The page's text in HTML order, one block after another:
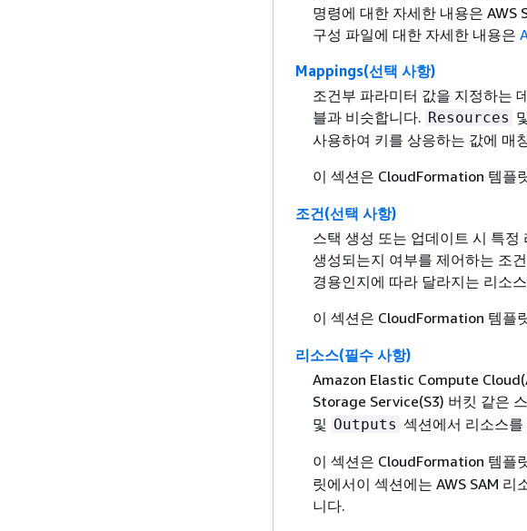
명령에 대한 자세한 내용은 AWS
구성 파일에 대한 자세한 내용은
Mappings(선택 사항)
조건부 파라미터 값을 지정하는
블과 비슷합니다. Resources
사용하여 키를 상응하는 값에 매
이 섹션은 CloudFormation 템플
조건(선택 사항)
스택 생성 또는 업데이트 시 특
생성되는지 여부를 제어하는 조
경용인지에 따라 달라지는 리소
이 섹션은 CloudFormation 템플
리소스(필수 사항)
Amazon Elastic Compute
Storage Service(S3) 버킷 같은
및 Outputs 섹션에서 리소스
이 섹션은 CloudFormation 템플
릿에서이 섹션에는 AWS SAM
니다.